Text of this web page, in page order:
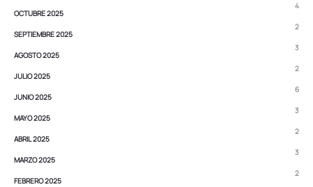
OCTUBRE 2025
4
SEPTIEMBRE 2025
2
AGOSTO 2025
3
JULIO 2025
2
JUNIO 2025
6
MAYO 2025
3
ABRIL 2025
2
MARZO 2025
3
FEBRERO 2025
2